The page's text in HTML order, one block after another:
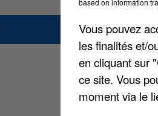
place Aristide Briand
28130
Maintenon
based on information
Vous pouvez
les finalités et/
en cliquant sur
ce site. Vous
moment via le